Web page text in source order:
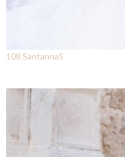
108 Santanna5